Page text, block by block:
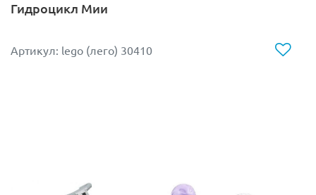
Гидроцикл Мии
Артикул: lego (лего) 30410